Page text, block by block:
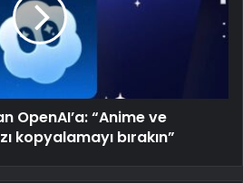
OpenAI’a: “Anime ve
kopyalamayı bırakın”